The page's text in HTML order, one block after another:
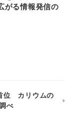
がる情報発信の
位 カリウムの
べ